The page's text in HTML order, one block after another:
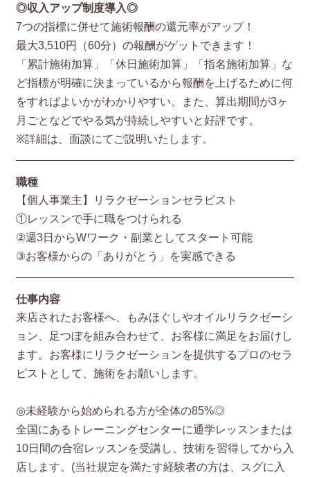
◎収入アップ制度導入◎
7つの指標に併せて施術報酬の還元率がアップ！
最大3,510円（60分）の報酬がゲットできます！
「累計施術加算」「休日施術加算」「指名施術加算」な
ど指標が明確に決まっているから報酬を上げるために何
をすればよいかがわかりやすい。また、算出期間が3ヶ
月ごとなどでやる気が持続しやすいと好評です。
※詳細は、面談にてご説明いたします。
職種
【個人事業主】リラクゼーションセラピスト
①レッスンで手に職をつけられる
②週3日からWワーク・副業としてスタート可能
③お客様からの「ありがとう」を実感できる
仕事内容
来店されたお客様へ、もみほぐしやオイルリラクゼーシ
ョン、足つぼを組み合わせて、お客様に満足をお届けし
ます。お客様にリラクゼーションを提供するプロのセラ
ピストとして、施術をお願いします。
◎未経験から始められる方が全体の85%◎
全国にあるトレーニングセンターに通学レッスンまたは
10日間の合宿レッスンを受講し、技術を習得してから入
店します。(当社規定を満たす経験者の方は、スグに入